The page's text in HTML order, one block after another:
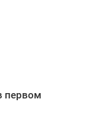
первом